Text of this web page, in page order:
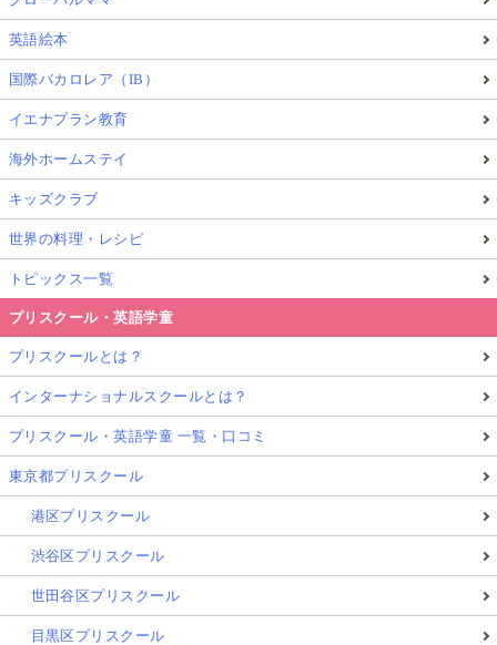
Q5. 初めての海外でもマレーシア生活は安心？
結論：日本人向け生活環境と現地サポートが充実
特に、モントキアラ等には日系施設が多く、生活面の
不安を軽減できる。
Q6. 子どもが小学生でも親子留学は早すぎません
か？
結論：小学生こそ最適な時期です
脳の言語吸収力が高く、遊びや生活を通じた英語習得
が自然にできます。未就学児の親子留学も可能です。
Q7. 英語が全く話せない親でもマレーシアで生活
できますか？
結論：英語初心者でも問題ありません
日系施設や日本語サポートが多く、生活の立ち上げも
安心です。
英語絵本
国際バカロレア（IB）
イエナプラン教育
海外ホームステイ
キッズクラブ
世界の料理・レシピ
トピックス一覧
プリスクール・英語学童
プリスクールとは？
インターナショナルスクールとは？
プリスクール・英語学童 一覧・口コミ
東京都プリスクール
港区プリスクール
渋谷区プリスクール
世田谷区プリスクール
目黒区プリスクール